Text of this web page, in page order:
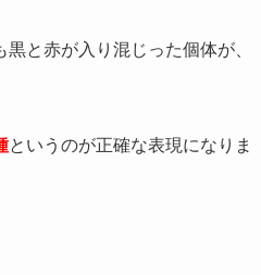
と赤が入り混じった個体が、
というのが正確な表現になりま